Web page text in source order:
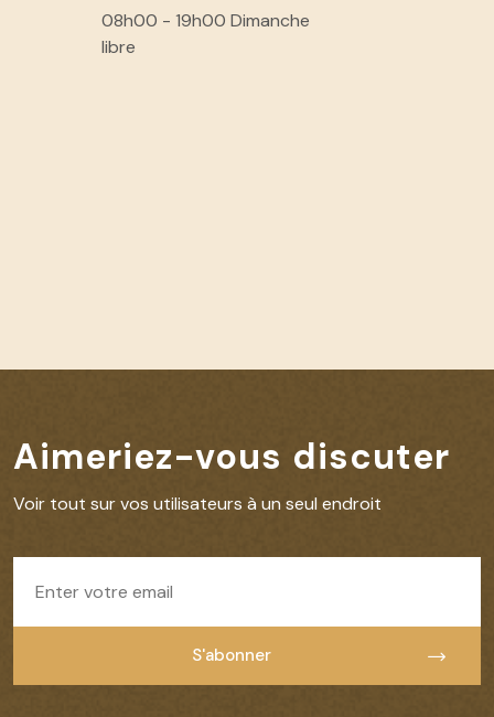
08h00 - 19h00 Dimanche
libre
Aimeriez-vous discuter
Voir tout sur vos utilisateurs à un seul endroit
S'abonner